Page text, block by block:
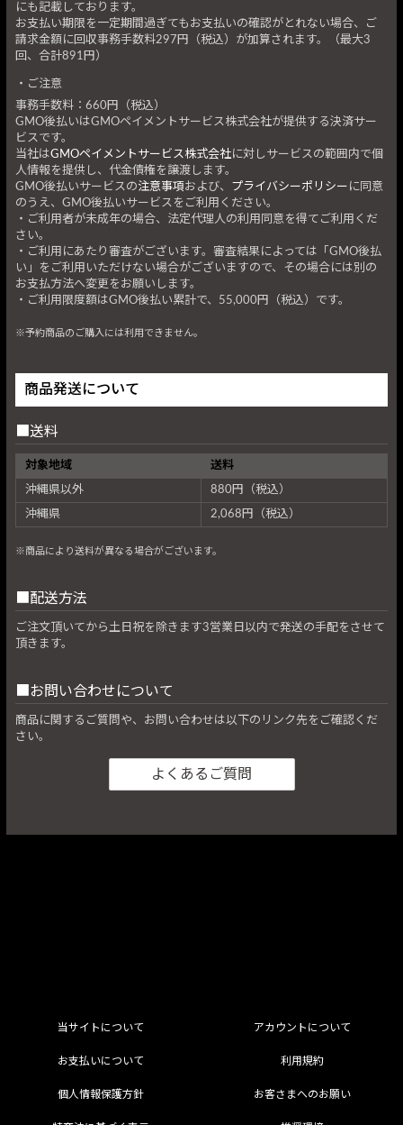
にも記載しております。
お支払い期限を一定期間過ぎてもお支払いの確認がとれない場合、ご
請求金額に回収事務手数料297円（税込）が加算されます。（最大3
回、合計891円）
ご注意
事務手数料：660円（税込）
GMO後払いはGMOペイメントサービス株式会社が提供する決済サー
ビスです。
当社はGMOペイメントサービス株式会社に対しサービスの範囲内で個
人情報を提供し、代金債権を譲渡します。
GMO後払いサービスの注意事項および、 プライバシーポリシー に同意
のうえ、GMO後払いサービスをご利用ください。
・ご利用者が未成年の場合、法定代理人の利用同意を得てご利用くだ
さい。
・ご利用にあたり審査がございます。審査結果によっては「GMO後払
い」をご利用いただけない場合がございますので、その場合には別の
お支払方法へ変更をお願いします。
・ご利用限度額はGMO後払い累計で、55,000円（税込）です。
※予約商品のご購入には利用できません。
商品発送について
送料
対象地域 送料
沖縄県以外 880円（税込）
沖縄県 2,068円（税込）
※商品により送料が異なる場合がございます。
配送方法
ご注文頂いてから土日祝を除きます3営業日以内で発送の手配をさせて
頂きます。
お問い合わせについて
商品に関するご質問や、お問い合わせは以下のリンク先をご確認くだ
さい。
よくあるご質問
当サイトについて アカウントについて
お支払いについて 利用規約
個人情報保護方針 お客さまへのお願い